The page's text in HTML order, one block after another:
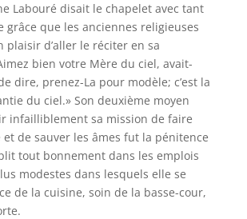
Labouré disait le chapelet avec tant
grâce que les anciennes religieuses
plaisir d’aller le réciter en sa
bien votre Mère du ciel, avait-
dire, prenez-La pour modèle; c’est la
du ciel.» Son deuxième moyen
infailliblement sa mission de faire
de sauver les âmes fut la pénitence
tout bonnement dans les emplois
modestes dans lesquels elle se
de la cuisine, soin de la basse-cour,